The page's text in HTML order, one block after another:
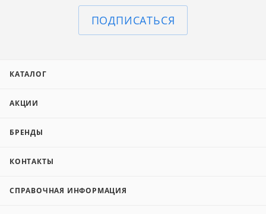
ПОДПИСАТЬСЯ
КАТАЛОГ
АКЦИИ
БРЕНДЫ
КОНТАКТЫ
СПРАВОЧНАЯ ИНФОРМАЦИЯ